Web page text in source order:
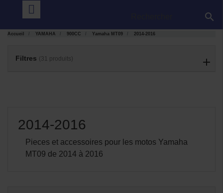

Accueil YAMAHA 900CC Yamaha MT09 2014-2016
Filtres (31 produits)
2014-2016
Pieces et accessoires pour les motos Yamaha
MT09 de 2014 à 2016